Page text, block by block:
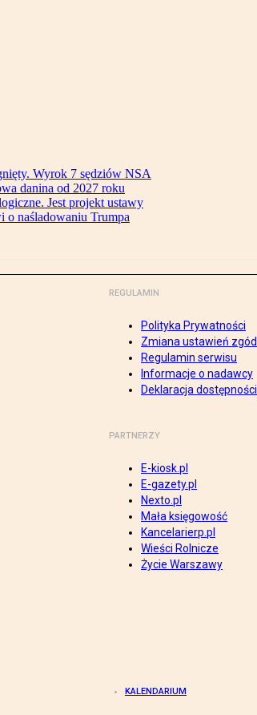
Wyrok 7 sędziów NSA
danina od 2027 roku
Jest projekt ustawy
o naśladowaniu Trumpa
REGULAMIN
Polityka Prywatności
Zmiana ustawień zgód
Regulamin serwisu
Informacje o nadawcy
Deklaracja dostępności
PARTNERZY
E-kiosk.pl
E-gazety.pl
Nexto.pl
Mała księgowość
Kancelarierp.pl
Wieści Rolnicze
Życie Warszawy
KALENDARIUM